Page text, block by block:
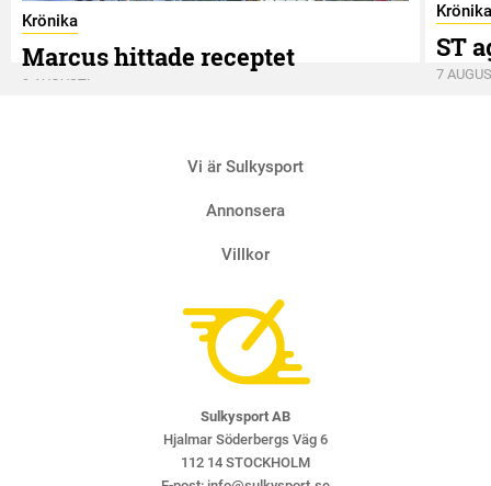
Krönika
Marcus hittade receptet
9 AUGUSTI
Krönika
ST
7
Vi är Sulkysport
Annonsera
Villkor
Sulkysport AB
Hjalmar Söderbergs Väg 6
112 14 STOCKHOLM